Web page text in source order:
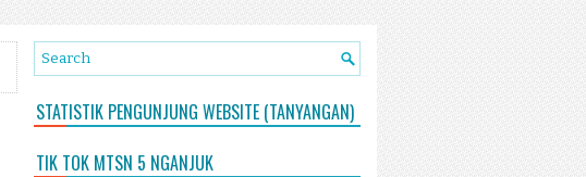
STATISTIK PENGUNJUNG WEBSITE (TANYANGAN)
TIK TOK MTSN 5 NGANJUK